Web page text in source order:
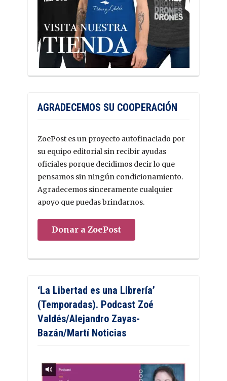
AGRADECEMOS SU COOPERACIÓN
ZoePost es un proyecto autofinaciado por
su equipo editorial sin recibir ayudas
oficiales porque decidimos decir lo que
pensamos sin ningún condicionamiento.
Agradecemos sinceramente cualquier
apoyo que puedas brindarnos.
Donar a ZoePost
‘La Libertad es una Librería’
(Temporadas). Podcast Zoé
Valdés/Alejandro Zayas-
Bazán/Martí Noticias